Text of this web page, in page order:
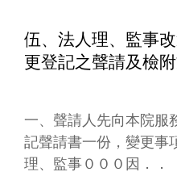
伍、法人理、監事
更登記之聲請及檢
一、聲請人先向本院服
記聲請書一份，變更事
理、監事０００因．．